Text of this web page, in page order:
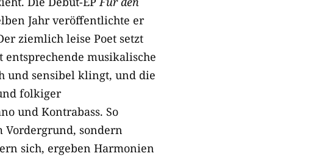
Jahr veröffentlichte er
ziemlich leise Poet setzt
musikalische
und sensibel klingt, und die
folkiger
und Kontrabass. So
Vordergrund, sondern
sich, ergeben Harmonien